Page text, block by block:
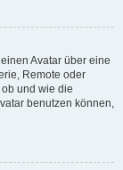
Avatar über eine
Remote oder
und wie die
benutzen können,